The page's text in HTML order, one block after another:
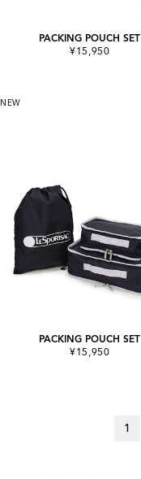
PACKING POUCH SET
¥15,950
NEW
PACKING POUCH SET
¥15,950
1